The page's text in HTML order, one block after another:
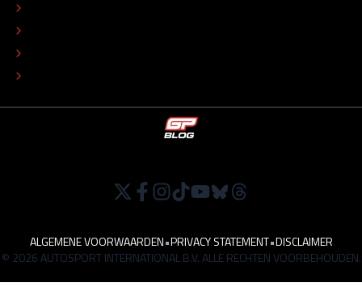
ALGEMENE VOORWAARDEN•PRIVACY STATEMENT•DISCLAIMER
© 2026 AUTOSPORT INTERNATIONAL B.V. ALLE RECHTEN VOORBEHOUDEN.